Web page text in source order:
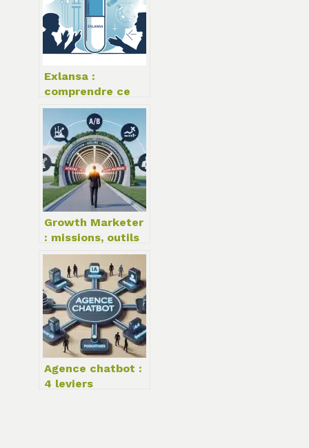
Exlansa :
comprendre ce
médicament et
l’utiliser en toute
sécurité
Growth Marketer
: missions, outils
et compétences
pour piloter la
croissance
durable
Agence chatbot :
4 leviers